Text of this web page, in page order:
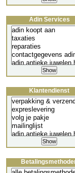
Adin Services
Klantendienst